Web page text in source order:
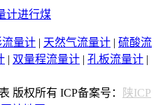
计进行煤
量计 | 天然气流量计 | 硫酸流
| 双量程流量计 | 孔板流量计 |
版权所有 ICP备案号：
陕ICP